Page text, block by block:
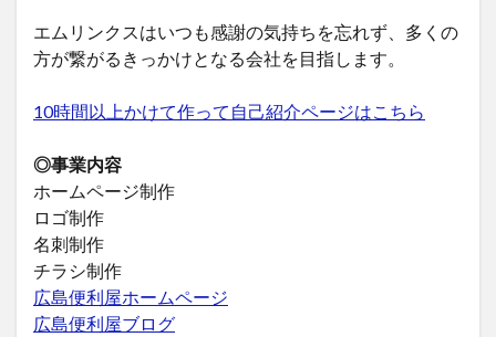
エムリンクスはいつも感謝の気持ちを忘れず、多くの
方が繋がるきっかけとなる会社を目指します。
10時間以上かけて作って自己紹介ページはこちら
◎事業内容
ホームページ制作
ロゴ制作
名刺制作
チラシ制作
広島便利屋ホームページ
広島便利屋ブログ